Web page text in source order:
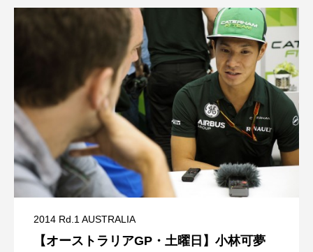
2014 Rd.1 AUSTRALIA
【オーストラリアGP・土曜日】小林可夢